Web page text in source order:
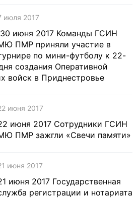
июля 2017
30 июня 2017 Команды ГСИН
ПМР приняли участие в
по мини-футболу к 22-
создания Оперативной
войск в Приднестровье
июня 2017
июня 2017 Сотрудники ГСИН
ПМР зажгли «Свечи памяти»
июня 2017
июня 2017 Государственная
регистрации и нотариата